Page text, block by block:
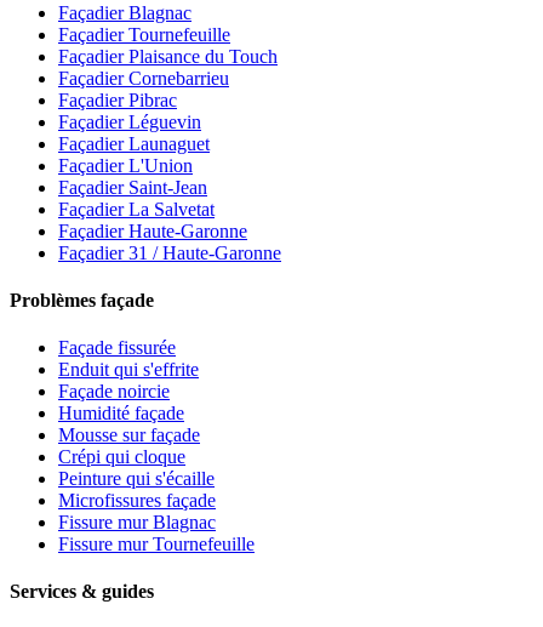
Façadier Blagnac
Façadier Tournefeuille
Façadier Plaisance du Touch
Façadier Cornebarrieu
Façadier Pibrac
Façadier Léguevin
Façadier Launaguet
Façadier L'Union
Façadier Saint-Jean
Façadier La Salvetat
Façadier Haute-Garonne
Façadier 31 / Haute-Garonne
Problèmes façade
Façade fissurée
Enduit qui s'effrite
Façade noircie
Humidité façade
Mousse sur façade
Crépi qui cloque
Peinture qui s'écaille
Microfissures façade
Fissure mur Blagnac
Fissure mur Tournefeuille
Services & guides